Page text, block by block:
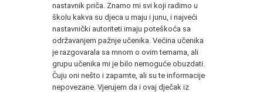
nastavnik priča. Znamo mi svi koji radimo u
školu kakva su djeca u maju i junu, i najveći
nastavnički autoriteti imaju poteškoća sa
održavanjem pažnje učenika. Većina učenika
je razgovarala sa mnom o ovim temama, ali
grupu učenika mi je bilo nemoguće obuzdati.
Čuju oni nešto i zapamte, ali su te informacije
nepovezane. Vjerujem da i ovaj dječak iz